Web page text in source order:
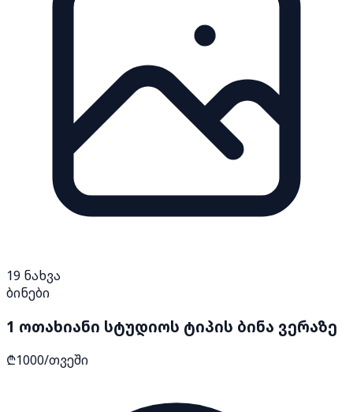
19 ნახვა
ბინები
1 ოთახიანი სტუდიოს ტიპის ბინა ვერაზე
₾1000/თვეში